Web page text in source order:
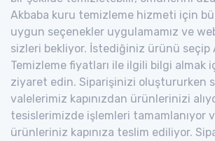
Akbaba kuru temizleme hizmeti için
uygun seçenekler uygulamamız ve
sizleri bekliyor. İstediğiniz ürünü seçip
Temizleme fiyatları ile ilgili bilgi almak
ziyaret edin. Siparişinizi oluştururken
valelerimiz kapınızdan ürünlerinizi
tesislerimizde işlemleri tamamlanıyor
ürünleriniz kapınıza teslim ediliyor.